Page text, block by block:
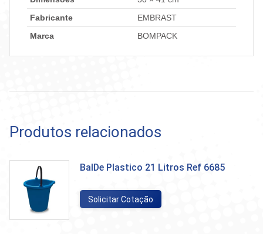
Fabricante
EMBRAST
Marca
BOMPACK
Produtos relacionados
BalDe Plastico 21 Litros Ref 6685
Solicitar Cotação